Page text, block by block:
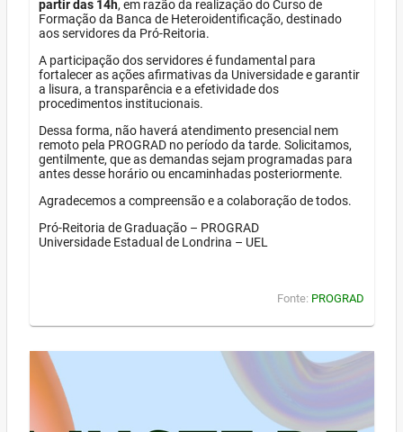
partir das 14h, em razão da realização do Curso de
Formação da Banca de Heteroidentificação, destinado
aos servidores da Pró-Reitoria.
A participação dos servidores é fundamental para
fortalecer as ações afirmativas da Universidade e garantir
a lisura, a transparência e a efetividade dos
procedimentos institucionais.
Dessa forma, não haverá atendimento presencial nem
remoto pela PROGRAD no período da tarde. Solicitamos,
gentilmente, que as demandas sejam programadas para
antes desse horário ou encaminhadas posteriormente.
Agradecemos a compreensão e a colaboração de todos.
Pró-Reitoria de Graduação – PROGRAD
Universidade Estadual de Londrina – UEL
Fonte: PROGRAD